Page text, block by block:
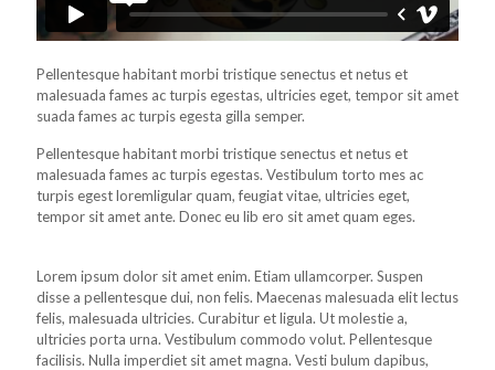
Pellentesque habitant morbi tristique senectus et netus et
malesuada fames ac turpis egestas, ultricies eget, tempor sit amet
suada fames ac turpis egesta gilla semper.
Pellentesque habitant morbi tristique senectus et netus et
malesuada fames ac turpis egestas. Vestibulum torto mes ac
turpis egest loremligular quam, feugiat vitae, ultricies eget,
tempor sit amet ante. Donec eu lib ero sit amet quam eges.
Lorem ipsum dolor sit amet enim. Etiam ullamcorper. Suspen
disse a pellentesque dui, non felis. Maecenas malesuada elit lectus
felis, malesuada ultricies. Curabitur et ligula. Ut molestie a,
ultricies porta urna. Vestibulum commodo volut. Pellentesque
facilisis. Nulla imperdiet sit amet magna. Vesti bulum dapibus,